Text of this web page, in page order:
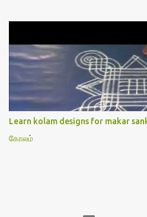
Lakshmi poojai with Thiruvilakku
kolam,Hridayakamalam kolam and
stotram/slokas along with 108 potri
in Tamil.I have tried my best to
u will find it helpful.I have attached
book “ Jayamangala sthothram”. I
upachara pooja sthothram in Tamil
this pictures in your website,please
Learn kolam designs for makar
கோலம்